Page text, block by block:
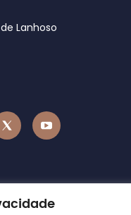
Lanhoso